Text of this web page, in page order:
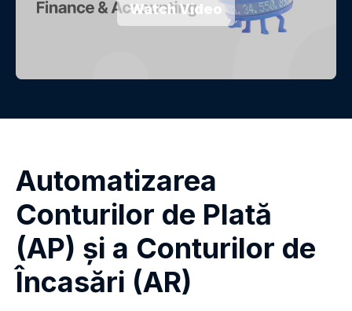
Watch Video
Automatizarea
Conturilor de Plată
(AP) și a Conturilor de
Încasări (AR)